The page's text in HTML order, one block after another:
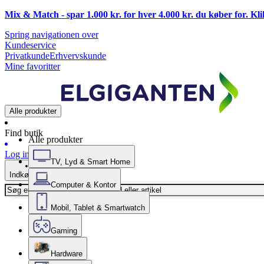
Mix & Match - spar 1.000 kr. for hver 4.000 kr. du køber for.
Spring navigationen over
Kundeservice
PrivatkundeErhvervskunde
Mine favoritter
Alle produkter
Find butik
Log ind
Indkøbskurv
Alle produkter
TV, Lyd & Smart Home
Computer & Kontor
Mobil, Tablet & Smartwatch
Gaming
Hardware